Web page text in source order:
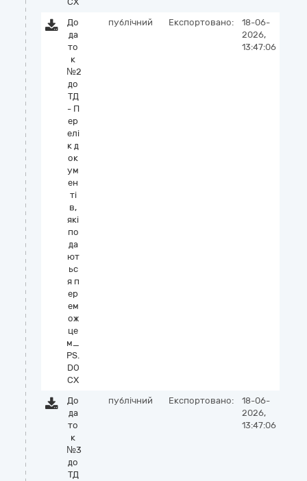
До
да
то
к
№2
до
ТД
- П
ер
елі
к д
ок
ум
ен
ті
в,
які
по
да
ют
ьс
я п
ер
ем
ож
це
м_
PS.
DO
CX
публічний Експортовано:
18-06-
2026,
13:47:06
До
да
то
к
№3
до
ТД
публічний Експортовано:
18-06-
2026,
13:47:06